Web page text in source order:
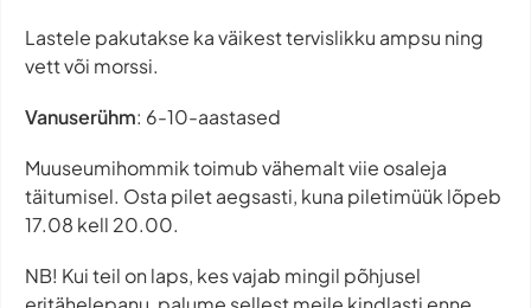
Lastele pakutakse ka väikest tervislikku ampsu ning
vett või morssi.
Vanuserühm: 6-10-aastased
Muuseumihommik toimub vähemalt viie osaleja
täitumisel. Osta pilet aegsasti, kuna piletimüük lõpeb
17.08 kell 20.00.
NB! Kui teil on laps, kes vajab mingil põhjusel